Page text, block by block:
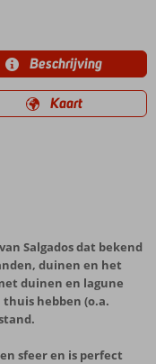
Beschrijving
Kaart
Salgados dat bekend
duinen en het
duinen en lagune
hebben (o.a.
sfeer en is perfect